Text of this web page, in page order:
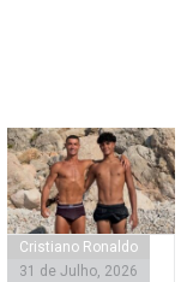
Cristiano Ronaldo
31 de Julho, 2026